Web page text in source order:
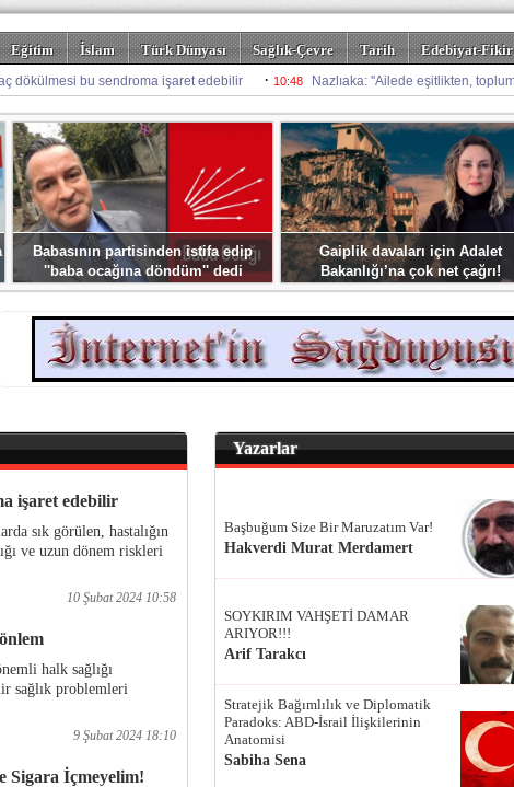
Eğitim İslam Türk Dünyası Sağlık-Çevre Tarih
Edebiyat-Fikir
Galeriler
Babasının partisinden istifa edip
''baba ocağına döndüm'' dedi
Gaiplik davaları için Adalet
Bakanlığı’na çok net çağrı!
işaret edebilir
10 Şubat 2024 10:58
sık görülen, hastalığın
ve uzun dönem riskleri
9 Şubat 2024 18:10
halk sağlığı
sağlık problemleri
Sigara İçmeyelim!
Yazarlar
Başbuğum Size Bir Maruzatım Var!
Hakverdi Murat Merdamert
SOYKIRIM VAHŞETİ DAMAR
ARIYOR!!!
Arif Tarakcı
Stratejik Bağımlılık ve Diplomatik
Paradoks: ABD-İsrail İlişkilerinin
Anatomisi
Sabiha Sena